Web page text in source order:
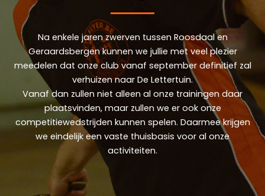
Na enkele jaren zwerven tussen Roosdaal en
Geraardsbergen kunnen we jullie met veel plezier
meedelen dat onze club vanaf september definitief zal
verhuizen naar De Lettertuin.
Vanaf dan zullen niet alleen al onze trainingen daar
plaatsvinden, maar zullen we er ook onze
competitiewedstrijden kunnen spelen. Daarmee krijgen
we eindelijk een vaste thuisbasis voor al onze
activiteiten.